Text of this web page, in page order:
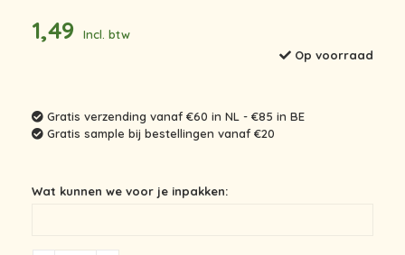
1,49
Incl. btw
Op voorraad
Gratis verzending vanaf €60 in NL - €85 in BE
Gratis sample bij bestellingen vanaf €20
Wat kunnen we voor je inpakken: